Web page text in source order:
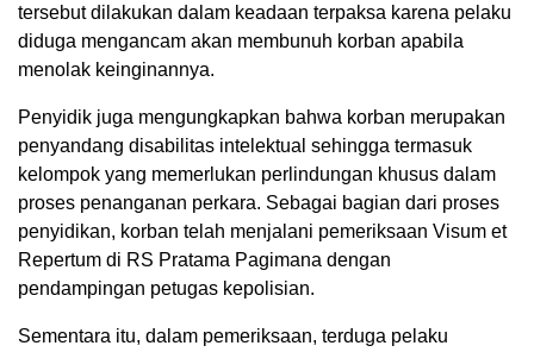
tersebut dilakukan dalam keadaan terpaksa karena pelaku
diduga mengancam akan membunuh korban apabila
menolak keinginannya.
Penyidik juga mengungkapkan bahwa korban merupakan
penyandang disabilitas intelektual sehingga termasuk
kelompok yang memerlukan perlindungan khusus dalam
proses penanganan perkara. Sebagai bagian dari proses
penyidikan, korban telah menjalani pemeriksaan Visum et
Repertum di RS Pratama Pagimana dengan
pendampingan petugas kepolisian.
Sementara itu, dalam pemeriksaan, terduga pelaku